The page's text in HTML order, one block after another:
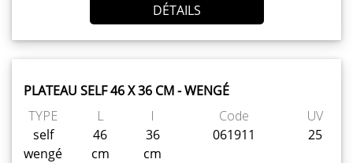
DÉTAILS
PLATEAU SELF 46 X 36 CM - WENGÉ
TYPE
self
wengé
L
46
cm
l
36
cm
Code
061911
UV
25